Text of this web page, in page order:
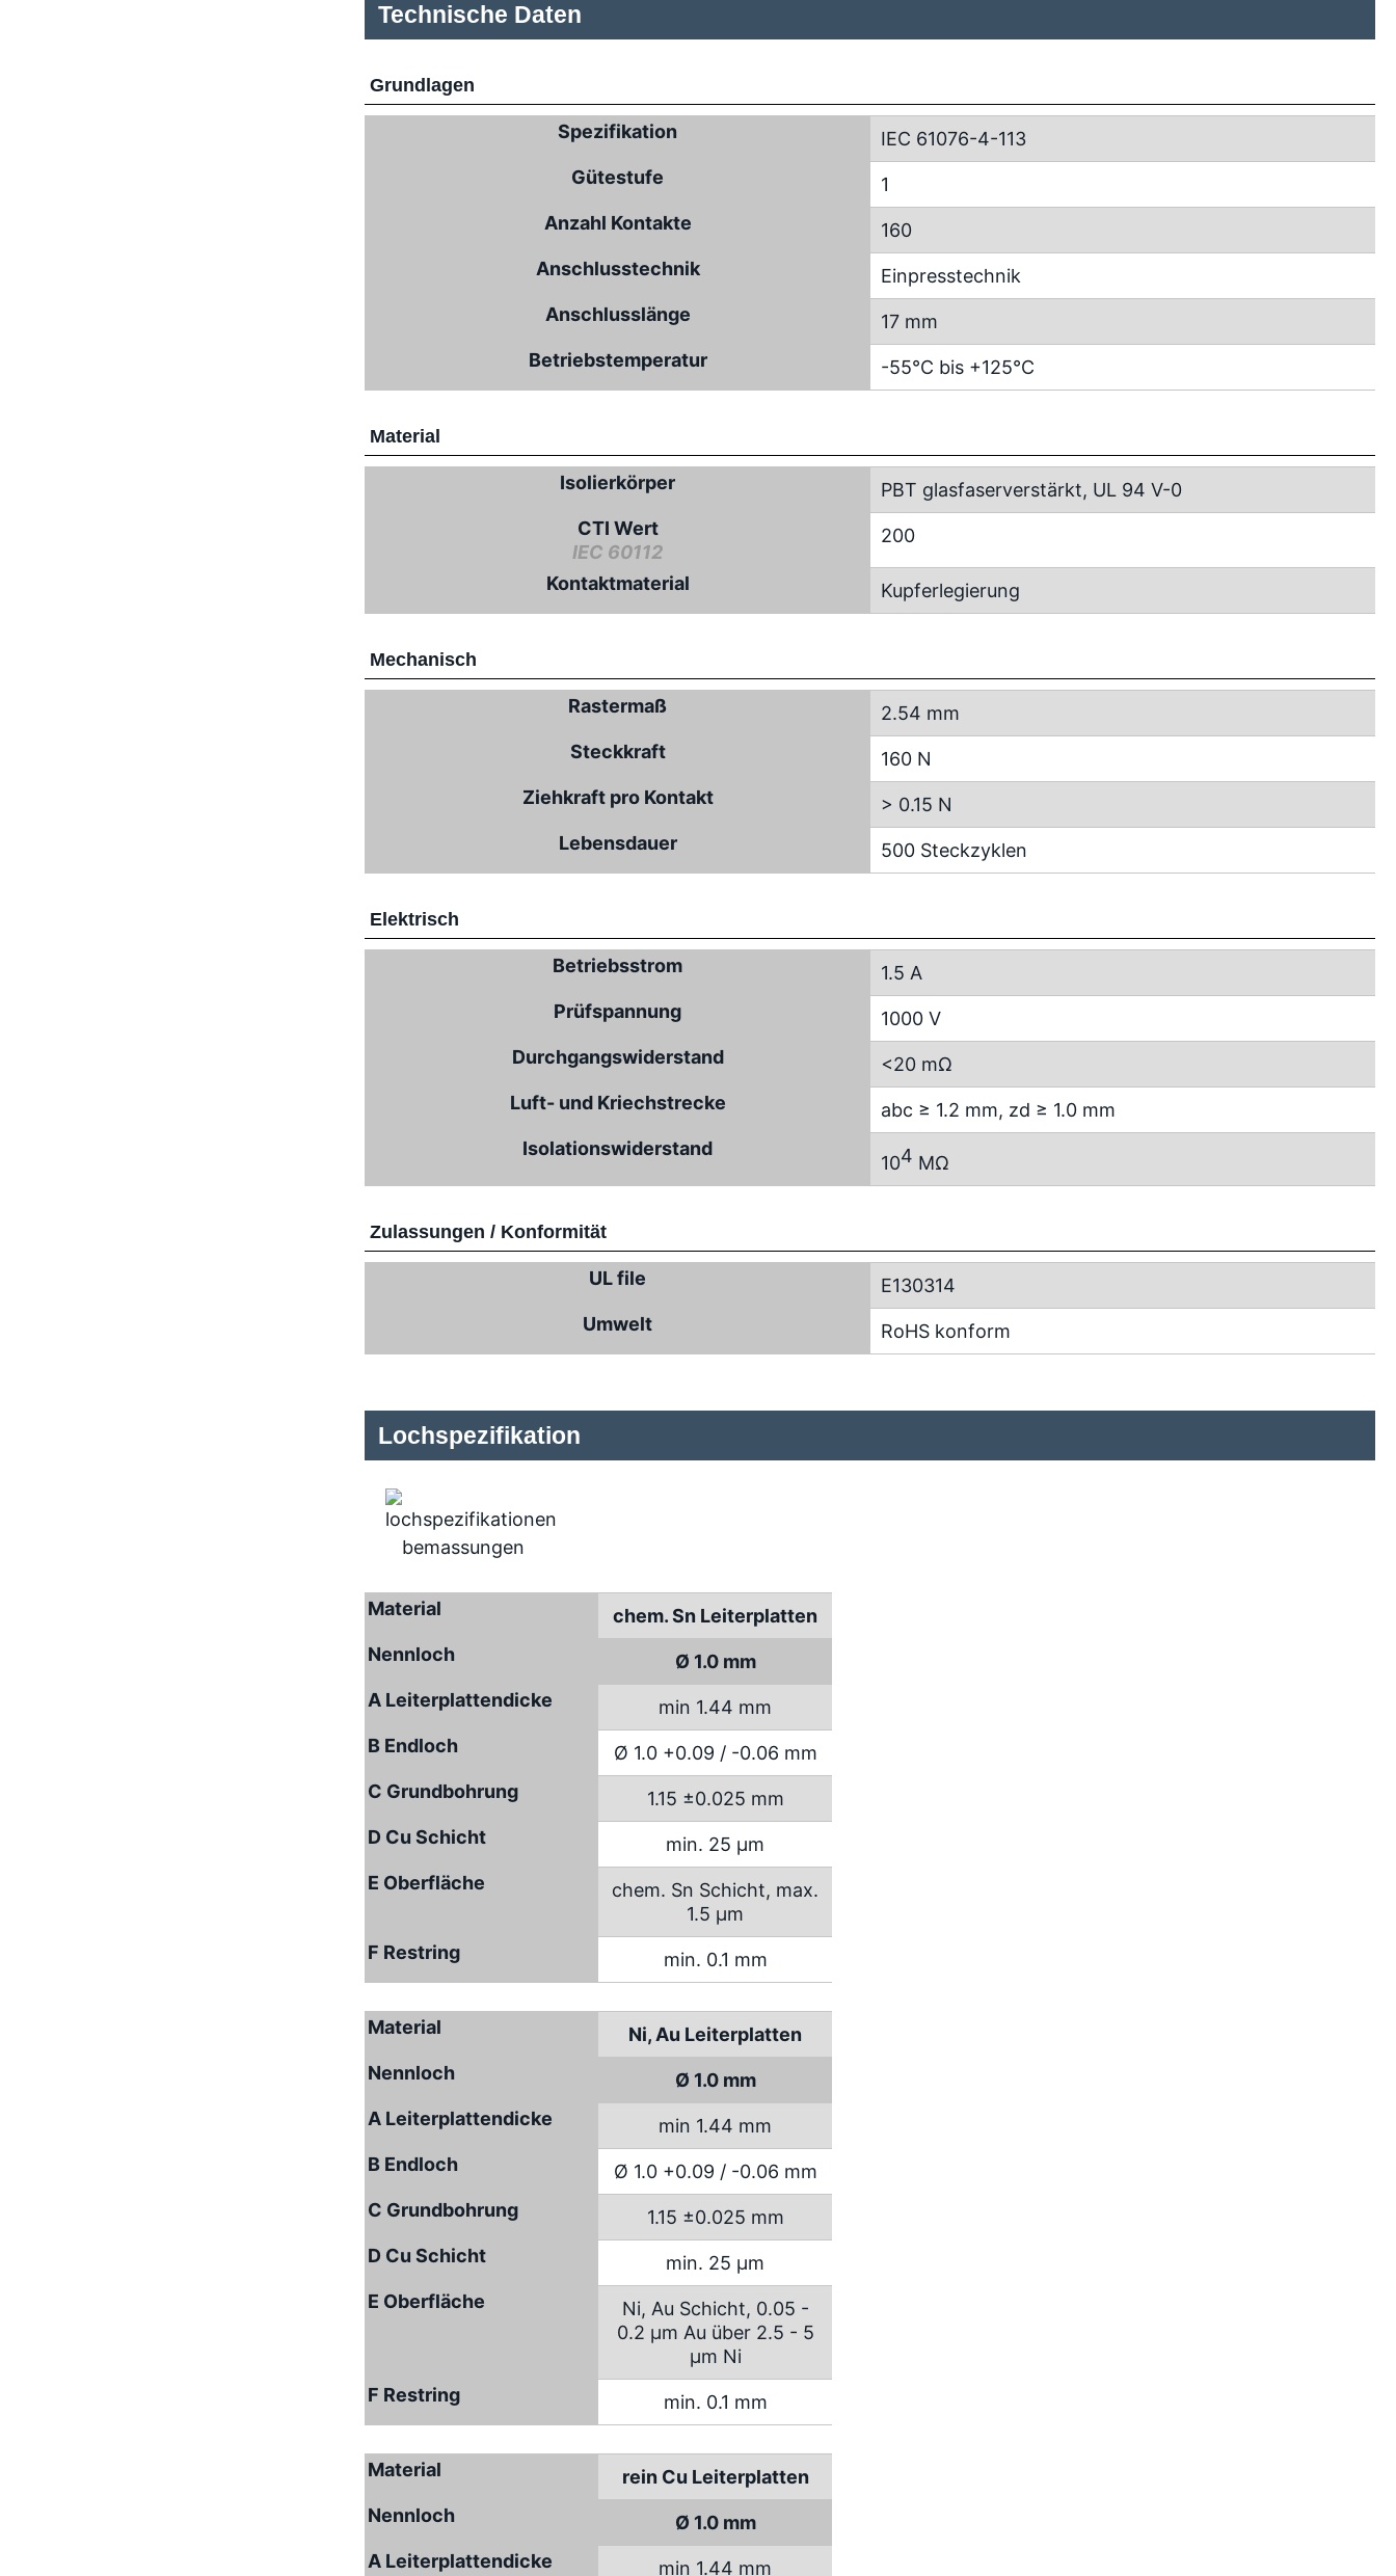
Technische Daten
Grundlagen
Spezifikation
IEC 61076-4-113
Gütestufe
1
Anzahl Kontakte
160
Anschlusstechnik
Einpresstechnik
Anschlusslänge
17 mm
Betriebstemperatur
-55°C bis +125°C
Material
Isolierkörper
PBT glasfaserverstärkt, UL 94 V-0
CTI Wert
IEC 60112
200
Kontaktmaterial Kupferlegierung
Mechanisch
Rastermaß
2.54 mm
Steckkraft
160 N
Ziehkraft pro Kontakt
> 0.15 N
Lebensdauer
500 Steckzyklen
Elektrisch
Betriebsstrom
1.5 A
Prüfspannung
1000 V
Durchgangswiderstand
<20 mΩ
Luft- und Kriechstrecke
abc ≥ 1.2 mm, zd ≥ 1.0 mm
Isolationswiderstand
104 MΩ
Zulassungen / Konformität
UL file
E130314
Umwelt
RoHS konform
Lochspezifikation
Material
chem. Sn Leiterplatten
Nennloch
Ø 1.0 mm
A Leiterplattendicke
min 1.44 mm
B Endloch
Ø 1.0 +0.09 / -0.06 mm
C Grundbohrung
1.15 ±0.025 mm
D Cu Schicht
min. 25 µm
E Oberfläche
chem. Sn Schicht, max.
1.5 µm
F Restring
min. 0.1 mm
Material
Ni, Au Leiterplatten
Nennloch
Ø 1.0 mm
A Leiterplattendicke
min 1.44 mm
B Endloch
Ø 1.0 +0.09 / -0.06 mm
C Grundbohrung
1.15 ±0.025 mm
D Cu Schicht
min. 25 µm
E Oberfläche
Ni, Au Schicht, 0.05 -
0.2 µm Au über 2.5 - 5
µm Ni
F Restring
min. 0.1 mm
Material
rein Cu Leiterplatten
Nennloch
Ø 1.0 mm
A Leiterplattendicke
min 1.44 mm